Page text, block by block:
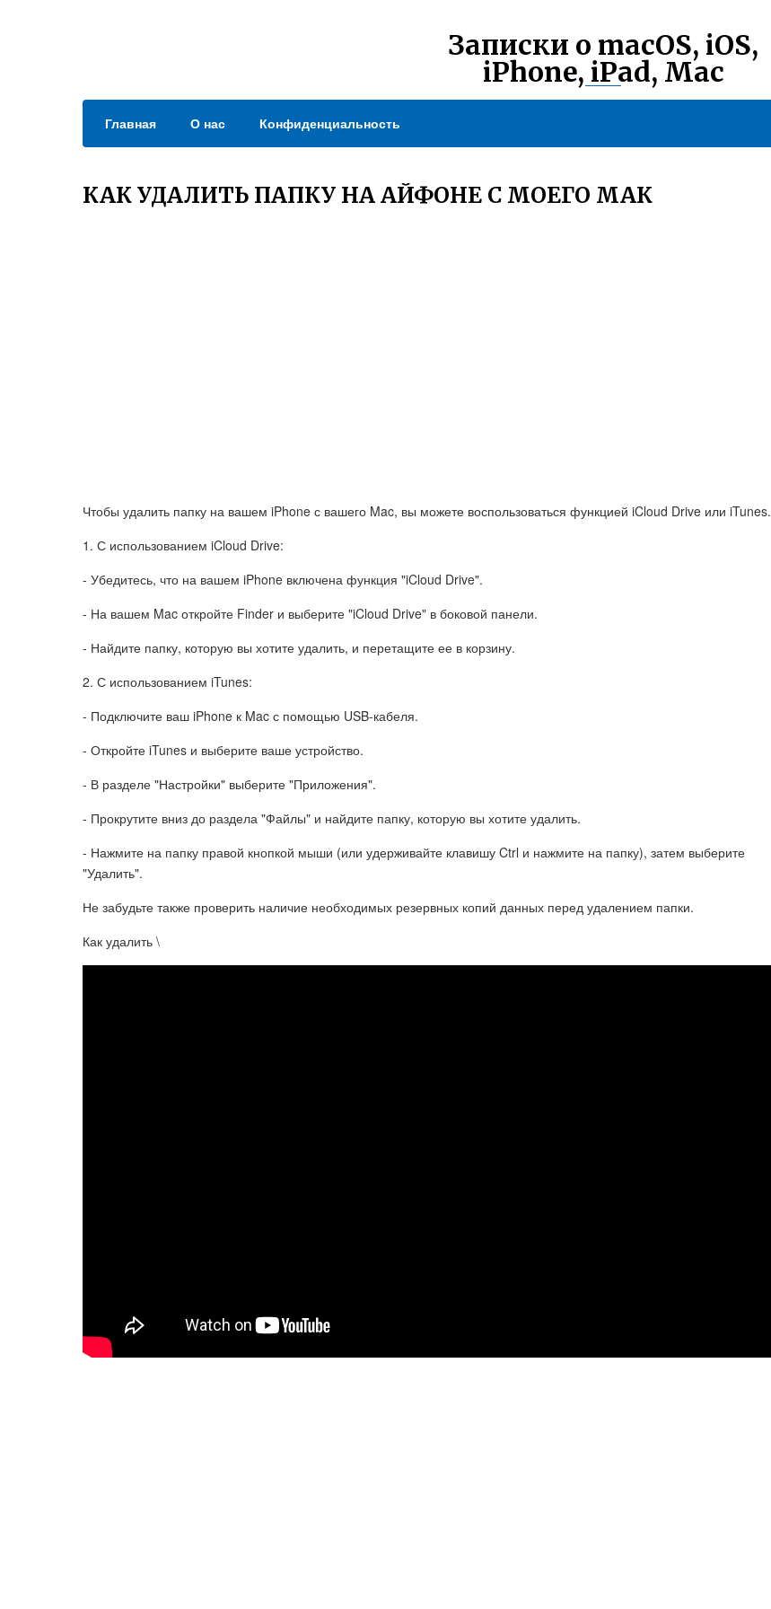
Записки о macOS, iOS,
iPhone, iPad, Mac
Главная О нас Конфиденциальность
КАК УДАЛИТЬ ПАПКУ НА АЙФОНЕ С МОЕГО МАК
Чтобы удалить папку на вашем iPhone с вашего Mac, вы можете воспользоваться функцией iCloud Drive или iTunes.
1. С использованием iCloud Drive:
- Убедитесь, что на вашем iPhone включена функция "iCloud Drive".
- На вашем Mac откройте Finder и выберите "iCloud Drive" в боковой панели.
- Найдите папку, которую вы хотите удалить, и перетащите ее в корзину.
2. С использованием iTunes:
- Подключите ваш iPhone к Mac с помощью USB-кабеля.
- Откройте iTunes и выберите ваше устройство.
- В разделе "Настройки" выберите "Приложения".
- Прокрутите вниз до раздела "Файлы" и найдите папку, которую вы хотите удалить.
- Нажмите на папку правой кнопкой мыши (или удерживайте клавишу Ctrl и нажмите на папку), затем выберите
"Удалить".
Не забудьте также проверить наличие необходимых резервных копий данных перед удалением папки.
Как удалить \